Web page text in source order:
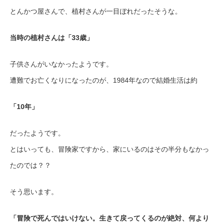
とんかつ屋さんで、植村さんが一目ぼれだったそうな。
当時の植村さんは「33歳」
子供さんがいなかったようです。
遭難でお亡くなりになったのが、1984年なので結婚生活は約
「10年」
だったようです。
とはいっても、冒険家ですから、家にいるのはその半分もなかっ
たのでは？？
そう思います。
「冒険で死んではいけない。生きて戻ってくるのが絶対、何より